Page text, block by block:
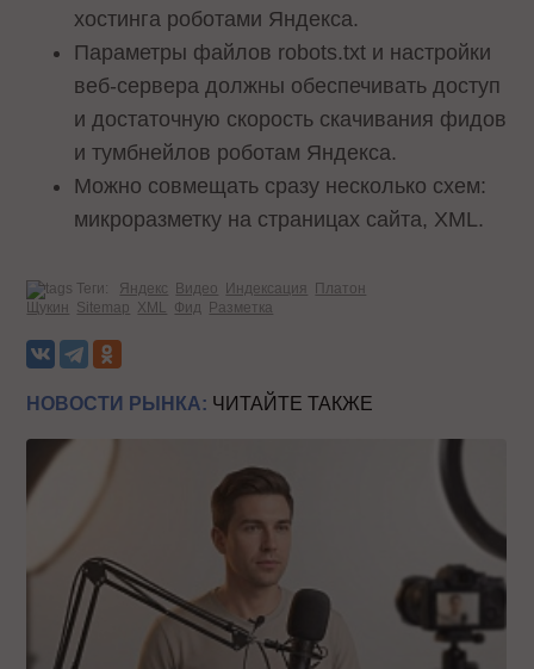
хостинга роботами Яндекса.
Параметры файлов robots.txt и настройки
веб-сервера должны обеспечивать доступ
и достаточную скорость скачивания фидов
и тумбнейлов роботам Яндекса.
Можно совмещать сразу несколько схем:
микроразметку на страницах сайта, XML.
Теги: Яндекс Видео Индексация
Платон
Щукин Sitemap XML Фид Разметка
НОВОСТИ РЫНКА: ЧИТАЙТЕ ТАКЖЕ